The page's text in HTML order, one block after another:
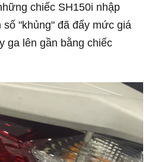
chiếc SH150i nhập
số "khủng" đã đẩy mức giá
ga lên gần bằng chiếc